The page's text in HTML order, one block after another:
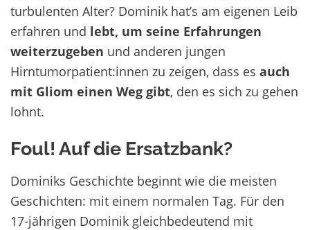
turbulenten Alter? Dominik hat’s am eigenen Leib
erfahren und lebt, um seine Erfahrungen
weiterzugeben und anderen jungen
Hirntumorpatient:innen zu zeigen, dass es auch
mit Gliom einen Weg gibt, den es sich zu gehen
lohnt.
Foul! Auf die Ersatzbank?
Dominiks Geschichte beginnt wie die meisten
Geschichten: mit einem normalen Tag. Für den
17-jährigen Dominik gleichbedeutend mit